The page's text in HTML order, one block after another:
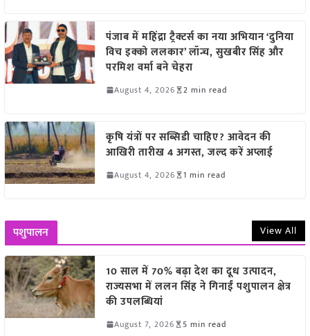
पंजाब में महिंद्रा ट्रैक्टर्स का नया अभियान ‘दुनिया
विच इक्को ललकार’ लॉन्च, सुखबीर सिंह और
परमिश वर्मा बने चेहरा
August 4, 2026 2 min read
कृषि यंत्रों पर सब्सिडी चाहिए? आवेदन की
आखिरी तारीख 4 अगस्त, जल्द करें अप्लाई
August 4, 2026 1 min read
पशुपालन View All
10 साल में 70% बढ़ा देश का दूध उत्पादन,
राज्यसभा में ललन सिंह ने गिनाईं पशुपालन क्षेत्र
की उपलब्धियां
August 7, 2026 5 min read